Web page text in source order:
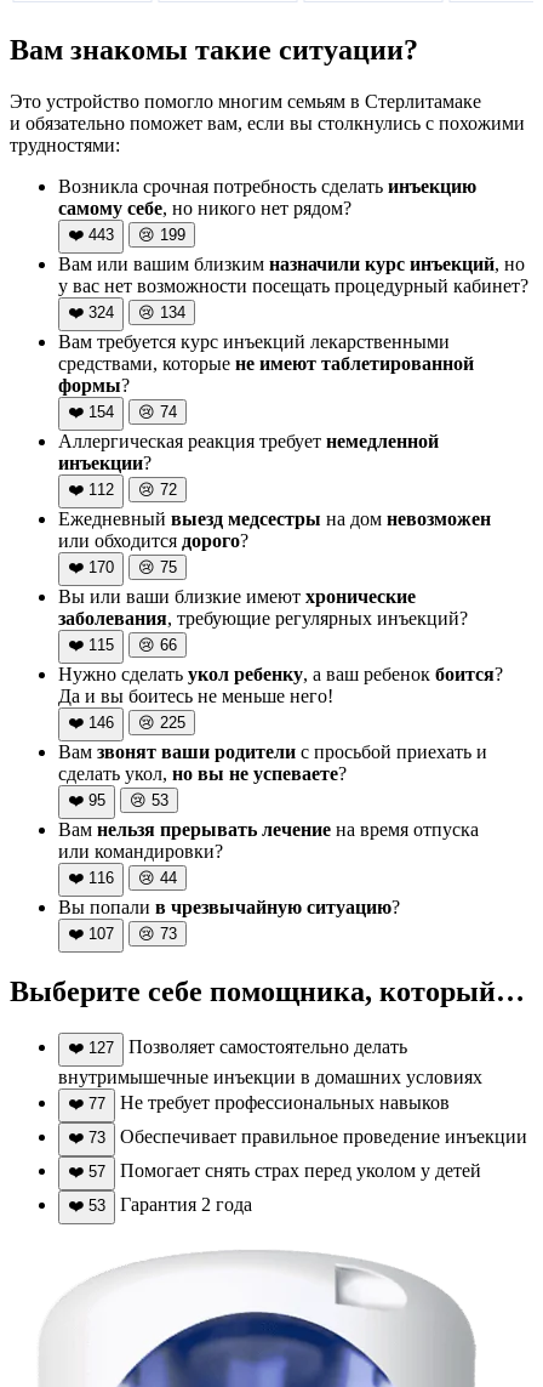
Вам знакомы такие ситуации?
Это устройство помогло многим семьям в Стерлитамаке
и обязательно поможет вам, если вы столкнулись с похожими
трудностями:
Возникла срочная потребность сделать инъекцию
самому себе, но никого нет рядом?
❤️ 443 😢 199
Вам или вашим близким назначили курс инъекций, но
у вас нет возможности посещать процедурный кабинет?
❤️ 324 😢 134
Вам требуется курс инъекций лекарственными
средствами, которые не имеют таблетированной
формы?
❤️ 154 😢 74
Аллергическая реакция требует немедленной
инъекции?
❤️ 112 😢 72
Ежедневный выезд медсестры на дом невозможен
или обходится дорого?
❤️ 170 😢 75
Вы или ваши близкие имеют хронические
заболевания, требующие регулярных инъекций?
❤️ 115 😢 66
Нужно сделать укол ребенку, а ваш ребенок боится?
Да и вы боитесь не меньше него!
❤️ 146 😢 225
Вам звонят ваши родители с просьбой приехать и
сделать укол, но вы не успеваете?
❤️ 95 😢 53
Вам нельзя прерывать лечение на время отпуска
или командировки?
❤️ 116 😢 44
Вы попали в чрезвычайную ситуацию?
❤️ 107 😢 73
Выберите себе помощника, который…
❤️ 127
Позволяет самостоятельно делать
внутримышечные инъекции в домашних условиях
❤️ 77 Не требует профессиональных навыков
❤️ 73 Обеспечивает правильное проведение инъекции
❤️ 57 Помогает снять страх перед уколом у детей
❤️ 53 Гарантия 2 года